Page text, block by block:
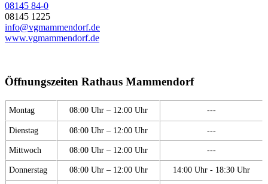
08145 84-0
08145 1225
info@vgmammendorf.de
www.vgmammendorf.de
Öffnungszeiten Rathaus Mammendorf
Montag 08:00 Uhr – 12:00 Uhr ---
Dienstag 08:00 Uhr – 12:00 Uhr ---
Mittwoch 08:00 Uhr – 12:00 Uhr ---
Donnerstag 08:00 Uhr – 12:00 Uhr 14:00 Uhr - 18:30 Uhr